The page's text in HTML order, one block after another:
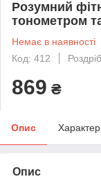
Розумний
тонометром
Немає в наявності
Код: 412
Роздріб
869 ₴
Опис
Опис